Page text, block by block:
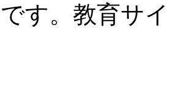
す。教育サ